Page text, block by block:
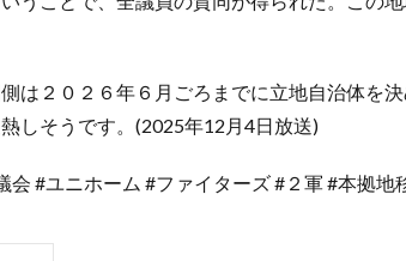
は２０２６年６月ごろまでに立地自治体を
しそうです。(2025年12月4日放送)
会 #ユニホーム #ファイターズ #２軍 #本拠地